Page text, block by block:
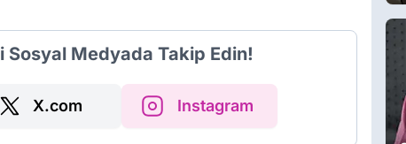
Sosyal Medyada Takip Edin!
X.com Instagram